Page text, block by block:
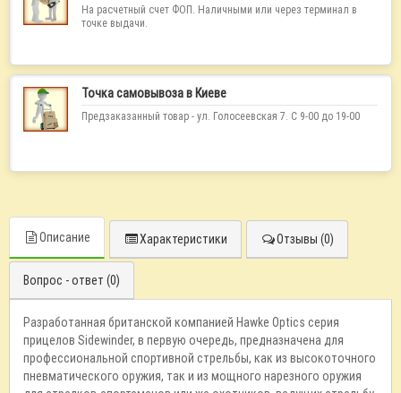
На расчетный счет ФОП. Наличными или через терминал в
точке выдачи.
Точка самовывоза в Киеве
Предзаказанный товар - ул. Голосеевская 7. С 9-00 до 19-00
Описание Характеристики Отзывы (0)
Вопрос - ответ (0)
Разработанная британской компанией Hawke Optics серия
прицелов Sidewinder, в первую очередь, предназначена для
профессиональной спортивной стрельбы, как из высокоточного
пневматического оружия, так и из мощного нарезного оружия